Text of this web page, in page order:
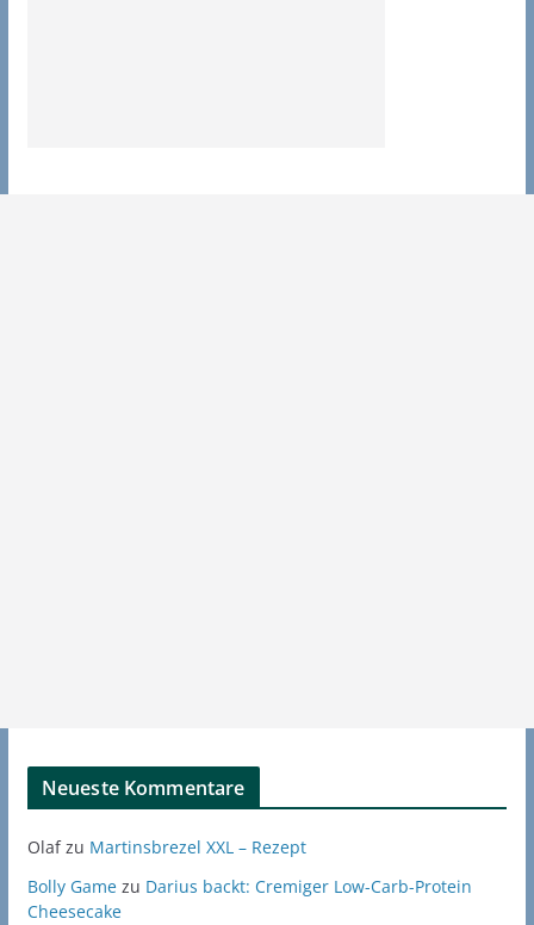
Neueste Kommentare
Olafzu Martinsbrezel XXL – Rezept
Bolly Gamezu Darius backt: Cremiger Low-Carb-Protein
Cheesecake